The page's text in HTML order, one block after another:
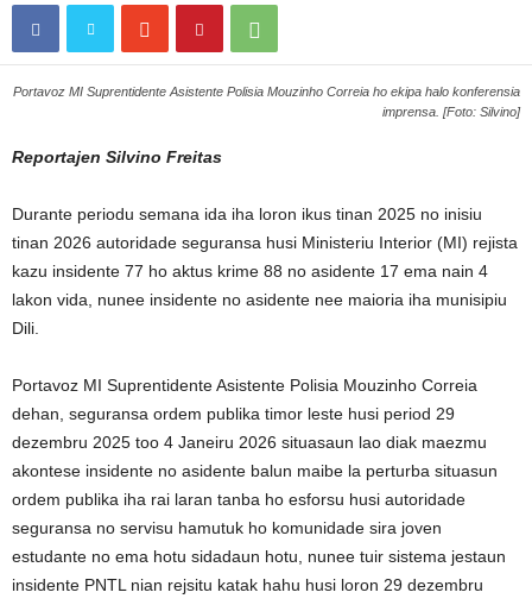
Portavoz MI Suprentidente Asistente Polisia Mouzinho Correia ho ekipa halo konferensia
imprensa. [Foto: Silvino]
Reportajen Silvino Freitas
Durante periodu semana ida iha loron ikus tinan 2025 no inisiu
tinan 2026 autoridade seguransa husi Ministeriu Interior (MI) rejista
kazu insidente 77 ho aktus krime 88 no asidente 17 ema nain 4
lakon vida, nunee insidente no asidente nee maioria iha munisipiu
Dili.
Portavoz MI Suprentidente Asistente Polisia Mouzinho Correia
dehan, seguransa ordem publika timor leste husi period 29
dezembru 2025 too 4 Janeiru 2026 situasaun lao diak maezmu
akontese insidente no asidente balun maibe la perturba situasun
ordem publika iha rai laran tanba ho esforsu husi autoridade
seguransa no servisu hamutuk ho komunidade sira joven
estudante no ema hotu sidadaun hotu, nunee tuir sistema jestaun
insidente PNTL nian rejsitu katak hahu husi loron 29 dezembru